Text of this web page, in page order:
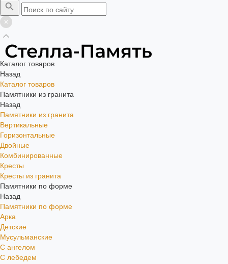
Каталог товаров
Назад
Каталог товаров
Памятники из гранита
Назад
Памятники из гранита
Вертикальные
Горизонтальные
Двойные
Комбинированные
Кресты
Кресты из гранита
Памятники по форме
Назад
Памятники по форме
Арка
Детские
Мусульманские
С ангелом
С лебедем